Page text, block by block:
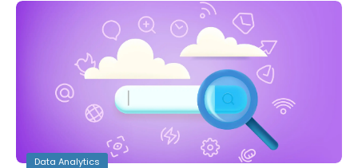
Data Analytics